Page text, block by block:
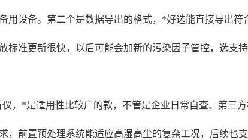
用设备。第二个是数据导出的格式，*好选能直接导出
标准更新很快，以后可能会加新的污染因子管控，选支
仪，*是适用性比较广的款，不管是企业日常自查、第三
，前置预处理系统能适应高湿高尘的复杂工况，后续也